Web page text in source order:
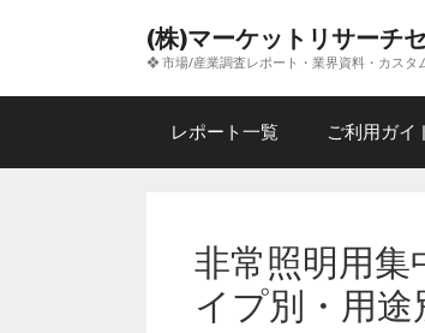
ン
(株)マーケットリサーチ
❖ 市場/産業調査レポート・業界資料・カスタ
レポート一覧 ご利用ガイ
非常照明用
イプ別・用